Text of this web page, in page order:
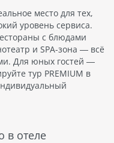
место для тех,
уровень сервиса.
с блюдами
и SPA-зона — всё
Для юных гостей —
тур PREMIUM в
в отеле